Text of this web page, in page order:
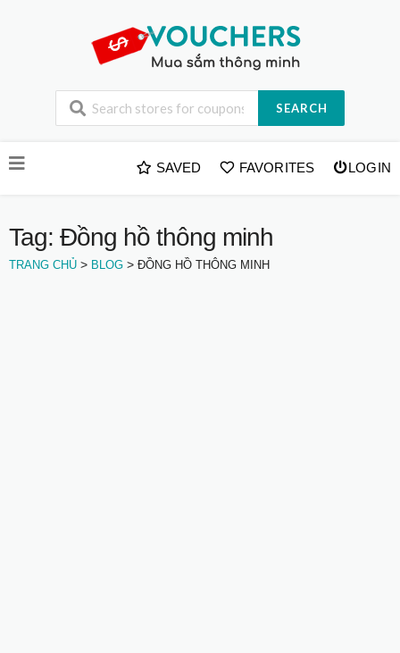
SEARCH
to
SAVED FAVORITES LOGIN
Tag: Đồng hồ thông minh
TRANG CHỦ > BLOG > ĐỒNG HỒ THÔNG MINH